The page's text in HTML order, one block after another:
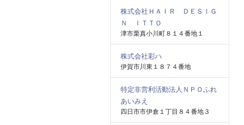
株式会社ＨＡＩＲ ＤＥＳＩＧ
Ｎ ＩＴＴＯ
津市栗真小川町８１４番地１
株式会社彩ハ
伊賀市川東１８７４番地
特定非営利活動法人ＮＰＯふれ
あいみえ
四日市市伊倉１丁目８４番地３